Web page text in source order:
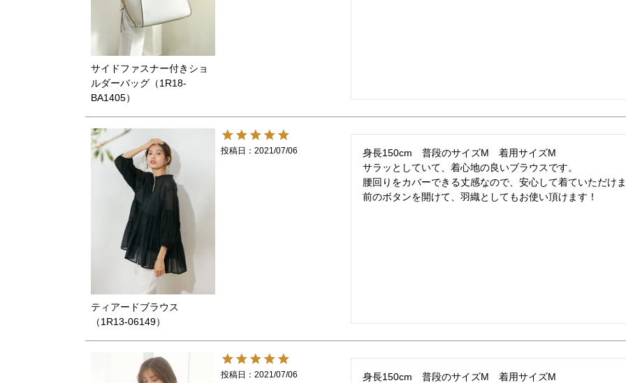
サイドファスナー付きショ
ルダーバッグ（1R18-
BA1405）
ティアードブラウス
（1R13-06149）
投稿日 2021/07/06
身長150cm　普段のサイズM　着用サイズM
サラッとしていて、着心地の良いブラウスです。
腰回りをカバーできる丈感なので、安心して着ていただけ
前のボタンを開けて、羽織としてもお使い頂けます！
投稿日 2021/07/06
身長150cm　普段のサイズM　着用サイズM